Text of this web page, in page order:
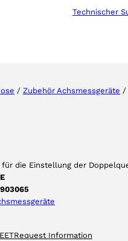
Technischer
/ Zubehör Achsmessgeräte /
die Einstellung der
Request Information